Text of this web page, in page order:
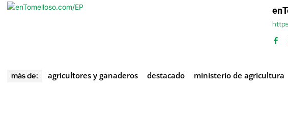
más de: agricultores y ganaderos destacado ministerio de agricultura